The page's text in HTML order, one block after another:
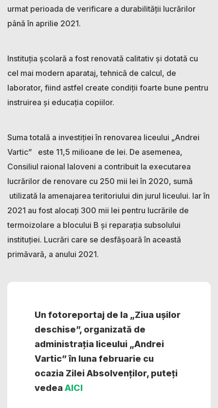
urmat perioada de verificare a durabilității lucrărilor
până în aprilie 2021.
Instituția școlară a fost renovată calitativ și dotată cu
cel mai modern aparataj, tehnică de calcul, de
laborator, fiind astfel create condiții foarte bune pentru
instruirea și educația copiilor.
Suma totală a investiției în renovarea liceului „Andrei
Vartic” este 11,5 milioane de lei. De asemenea,
Consiliul raional Ialoveni a contribuit la executarea
lucrărilor de renovare cu 250 mii lei în 2020, sumă
utilizată la amenajarea teritoriului din jurul liceului. Iar în
2021 au fost alocați 300 mii lei pentru lucrările de
termoizolare a blocului B și reparația subsolului
instituției. Lucrări care se desfășoară în această
primăvară, a anului 2021.
Unfotoreportaj de la „Ziua ușilor
deschise”, organizată de
administrația liceului „Andrei
Vartic” în luna februarie cu
ocazia Zilei Absolvenților, puteți
vedeaAICI